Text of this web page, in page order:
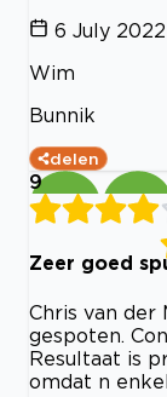
6 July 2022
Wim
Bunnik
delen
9
Zeer goed
Chris van der
gespoten.
Resultaat is
omdat n